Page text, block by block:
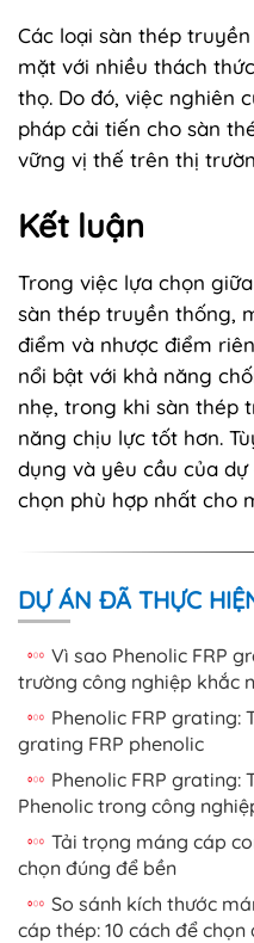
Các loại sàn thép
mặt với nhiều thách
thọ. Do đó, việc nghiên
pháp cải tiến cho sàn
vững vị thế trên thị
Kết luận
Trong việc lựa chọn
sàn thép truyền thống,
điểm và nhược điểm
nổi bật với khả năng
nhẹ, trong khi sàn thép
năng chịu lực tốt hơn.
dụng và yêu cầu của
chọn phù hợp nhất cho
DỰ ÁN ĐÃ THỰC
Vì sao Phenolic FRP
trường công nghiệp khắc
Phenolic FRP grating:
grating FRP phenolic
Phenolic FRP grating:
Phenolic trong công
Tải trọng máng cáp
chọn đúng để bền
So sánh kích thước
cáp thép: 10 cách để chọn